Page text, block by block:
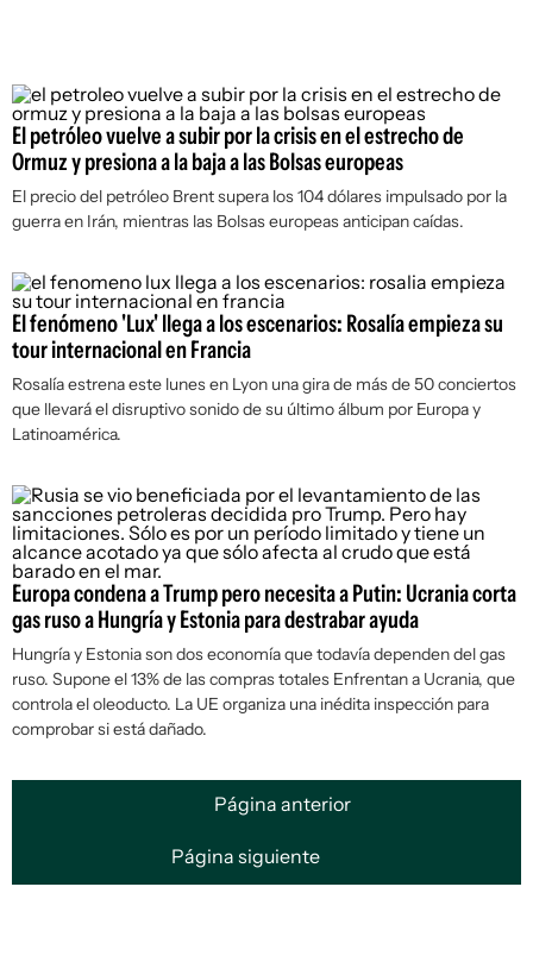
El petróleo vuelve a subir por la crisis en el estrecho de
Ormuz y presiona a la baja a las Bolsas europeas
El precio del petróleo Brent supera los 104 dólares impulsado por la
guerra en Irán, mientras las Bolsas europeas anticipan caídas.
El fenómeno 'Lux' llega a los escenarios: Rosalía empieza su
tour internacional en Francia
Rosalía estrena este lunes en Lyon una gira de más de 50 conciertos
que llevará el disruptivo sonido de su último álbum por Europa y
Latinoamérica.
Europa condena a Trump pero necesita a Putin: Ucrania corta
gas ruso a Hungría y Estonia para destrabar ayuda
Hungría y Estonia son dos economía que todavía dependen del gas
ruso. Supone el 13% de las compras totales Enfrentan a Ucrania, que
controla el oleoducto. La UE organiza una inédita inspección para
comprobar si está dañado.
Página anterior
Página siguiente